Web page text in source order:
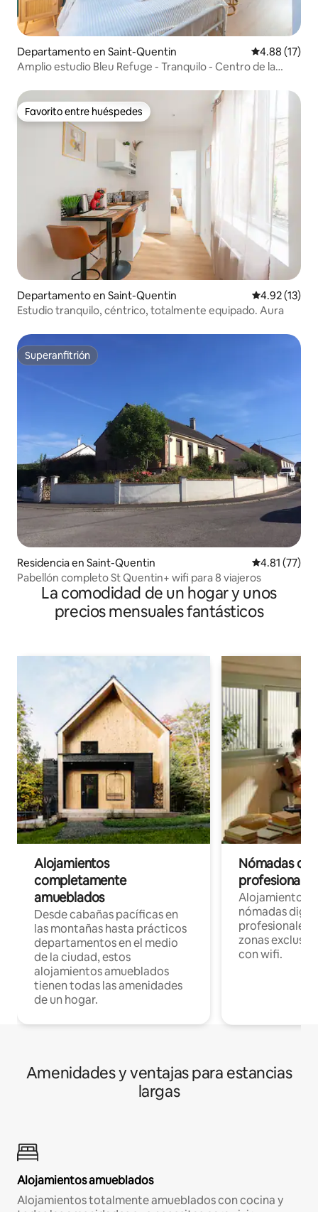
Departamento en Saint-Quentin Calificación
4.88 (17)
Amplio estudio Bleu Refuge - Tranquilo - Centro de la
Favorito entre huéspedes
Favorito entre huéspedes
Departamento en Saint-Quentin Calificación
4.92 (13)
Estudio tranquilo, céntrico, totalmente equipado. Aura
Superanfitrión
Superanfitrión
Residencia en Saint-Quentin Calificación
4.81 (77)
Pabellón completo St Quentin+ wifi para 8 viajeros
La comodidad de un hogar y unos
precios mensuales fantásticos
Alojamientos
completamente
amueblados
Desde cabañas pacíficas en
las montañas hasta prácticos
departamentos en el medio
de la ciudad, estos
alojamientos amueblados
tienen todas las amenidades
de un hogar.
Nómadas
Alojamientos
nómadas
profesionales
zonas
con wifi.
Amenidades y ventajas para estancias
largas
Alojamientos amueblados
Alojamientos totalmente amueblados con cocina y